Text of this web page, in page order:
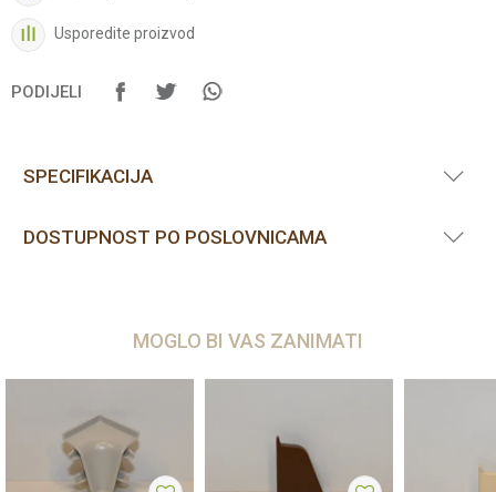
Usporedite proizvod
PODIJELI
SPECIFIKACIJA
DOSTUPNOST PO POSLOVNICAMA
MOGLO BI VAS ZANIMATI